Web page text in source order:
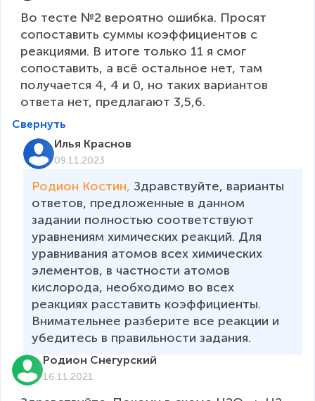
Во тесте №2 вероятно ошибка. Просят
сопоставить суммы коэффициентов с
реакциями. В итоге только 11 я смог
сопоставить, а всё остальное нет, там
получается 4, 4 и 0, но таких вариантов
ответа нет, предлагают 3,5,6.
Свернуть
Илья Краснов
09.11.2023
Родион Костин, Здравствуйте, варианты
ответов, предложенные в данном
задании полностью соответствуют
уравнениям химических реакций. Для
уравнивания атомов всех химических
элементов, в частности атомов
кислорода, необходимо во всех
реакциях расставить коэффициенты.
Внимательнее разберите все реакции и
убедитесь в правильности задания.
Родион Снегурский
16.11.2021